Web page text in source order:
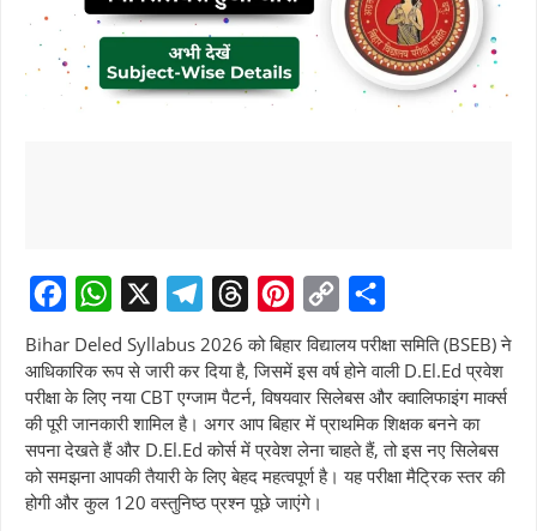
a
c
e
b
o
h
a
t
s
A
e
l
e
g
r
h
r
e
a
d
P
i
n
t
e
r
C
o
p
y
L
i
h
a
r
e
Bihar Deled Syllabus 2026 को बिहार विद्यालय परीक्षा समिति (BSEB) ने
आधिकारिक रूप से जारी कर दिया है, जिसमें इस वर्ष होने वाली D.El.Ed प्रवेश
परीक्षा के लिए नया CBT एग्जाम पैटर्न, विषयवार सिलेबस और क्वालिफाइंग मार्क्स
की पूरी जानकारी शामिल है। अगर आप बिहार में प्राथमिक शिक्षक बनने का
सपना देखते हैं और D.El.Ed कोर्स में प्रवेश लेना चाहते हैं, तो इस नए सिलेबस
को समझना आपकी तैयारी के लिए बेहद महत्वपूर्ण है। यह परीक्षा मैट्रिक स्तर की
होगी और कुल 120 वस्तुनिष्ठ प्रश्न पूछे जाएंगे।